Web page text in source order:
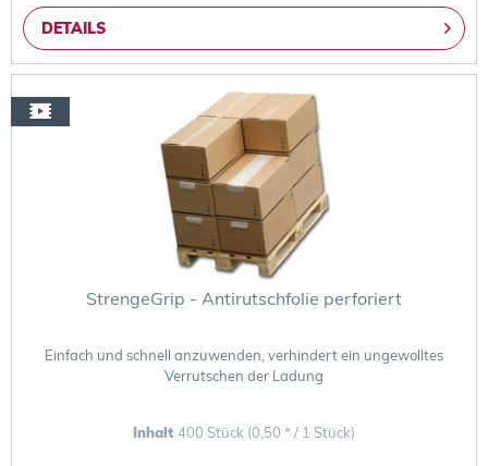
DETAILS
StrengeGrip - Antirutschfolie perforiert
Einfach und schnell anzuwenden, verhindert ein ungewolltes
Verrutschen der Ladung
Inhalt400 Stück (0,50 * / 1 Stück)